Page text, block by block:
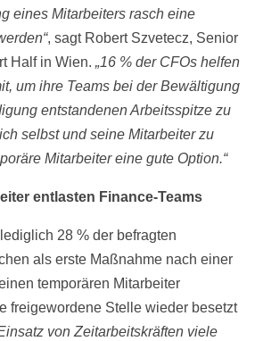
eines Mitarbeiters rasch eine
, sagt Robert Szvetecz, Senior
Half in Wien. „16 % der CFOs helfen
um ihre Teams bei der Bewältigung
entstandenen Arbeitsspitze zu
selbst und seine Mitarbeiter zu
Mitarbeiter eine gute Option.“
entlasten Finance-Teams
28 % der befragten
als erste Maßnahme nach einer
temporären Mitarbeiter
freigewordene Stelle wieder besetzt
von Zeitarbeitskräften viele